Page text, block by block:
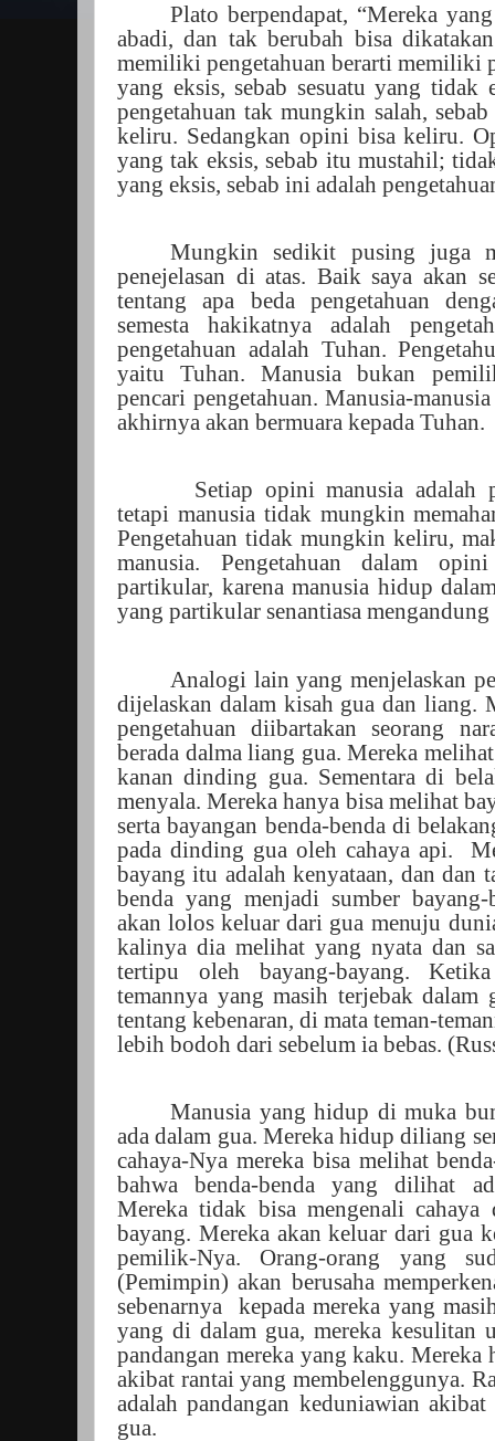
Plato berpendapat, “Mereka
abadi, dan tak berubah bisa
memiliki pengetahuan berarti memiliki
yang eksis, sebab sesuatu yang tidak
pengetahuan tak mungkin salah,
keliru. Sedangkan opini bisa keliru.
yang tak eksis, sebab itu mustahil;
yang eksis, sebab ini adalah
Mungkin sedikit pusing juga
penejelasan di atas. Baik saya akan
tentang apa beda pengetahuan
semesta hakikatnya adalah
pengetahuan adalah Tuhan.
yaitu Tuhan. Manusia bukan
pencari pengetahuan. Manusia-
akhirnya akan bermuara kepada Tuhan.
Setiap opini manusia adalah
tetapi manusia tidak mungkin
Pengetahuan tidak mungkin keliru,
manusia. Pengetahuan dalam
partikular, karena manusia hidup
yang partikular senantiasa
Analogi lain yang menjelaskan
dijelaskan dalam kisah gua dan liang.
pengetahuan diibartakan seorang
berada dalma liang gua. Mereka
kanan dinding gua. Sementara di
menyala. Mereka hanya bisa melihat
serta bayangan benda-benda di
pada dinding gua oleh cahaya api.
bayang itu adalah kenyataan, dan dan
benda yang menjadi sumber
akan lolos keluar dari gua menuju
kalinya dia melihat yang nyata dan
tertipu oleh bayang-bayang.
temannya yang masih terjebak dalam
tentang kebenaran, di mata teman-
lebih bodoh dari sebelum ia bebas.
Manusia yang hidup di muka
ada dalam gua. Mereka hidup diliang
cahaya-Nya mereka bisa melihat
bahwa benda-benda yang dilihat
Mereka tidak bisa mengenali
bayang. Mereka akan keluar dari gua
pemilik-Nya. Orang-orang yang
(Pemimpin) akan berusaha
sebenarnya
kepada mereka yang
yang di dalam gua, mereka kesulitan
pandangan mereka yang kaku. Mereka
akibat rantai yang membelenggunya.
adalah pandangan keduniawian
gua.